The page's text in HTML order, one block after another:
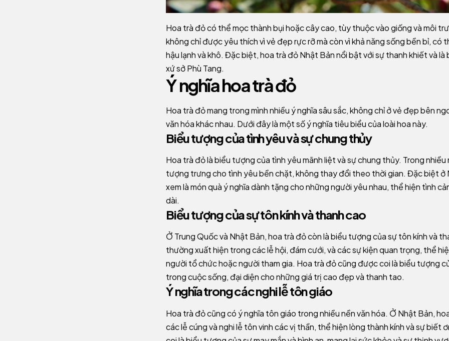
Hoa trà đỏ có thể mọc thành bụi hoặc cây cao, tùy thuộc vào giống và môi
không chỉ được yêu thích vì vẻ đẹp rực rỡ mà còn vì khả năng sống bền bỉ, có
hậu lạnh và khô. Đặc biệt, hoa trà đỏ Nhật Bản nổi bật với sự thanh khiết và
xứ sở Phù Tang.
Ý nghĩa hoa trà đỏ
Hoa trà đỏ mang trong mình nhiều ý nghĩa sâu sắc, không chỉ ở vẻ đẹp bên
văn hóa khác nhau. Dưới đây là một số ý nghĩa tiêu biểu của loài hoa này.
Biểu tượng của tình yêu và sự chung thủy
Hoa trà đỏ là biểu tượng của tình yêu mãnh liệt và sự chung thủy. Trong
tượng trưng cho tình yêu bền chặt, không thay đổi theo thời gian. Đặc biệt ở
xem là món quà ý nghĩa dành tặng cho những người yêu nhau, thể hiện tình
dài.
Biểu tượng của sự tôn kính và thanh cao
Ở Trung Quốc và Nhật Bản, hoa trà đỏ còn là biểu tượng của sự tôn kính và
thường xuất hiện trong các lễ hội, đám cưới, và các sự kiện quan trọng, thể
người tổ chức hoặc người tham gia. Hoa trà đỏ cũng được coi là biểu tượng
trong cuộc sống, đại diện cho những giá trị cao đẹp và thanh tao.
Ý nghĩa trong các nghi lễ tôn giáo
Hoa trà đỏ cũng có ý nghĩa tôn giáo trong nhiều nền văn hóa. Ở Nhật Bản,
các lễ cúng và nghi lễ tôn vinh các vị thần, thể hiện lòng thành kính và sự biết